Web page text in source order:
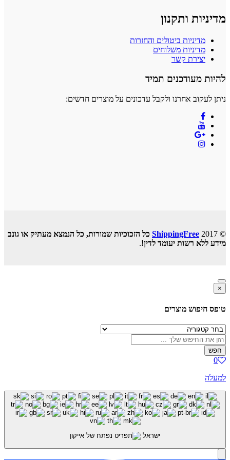
מדיניות ותקנון
מדיניות ביטולים והחזרות
מדיניות משלוחים
יצירת קשר
להיות מעודכנים תמיד
ניתן לעקוב אחרנו ולקבל עדכונים על מוצרים חדשים:
© 2017
ShippingFree כל הזכוכיות שמורות, כל הנמצא מעתיק או גונב
מידע ללא רשות יעומד לדין!.
×
טופס חיפוש מוצרים
חפש
0
למעלה
ישראל